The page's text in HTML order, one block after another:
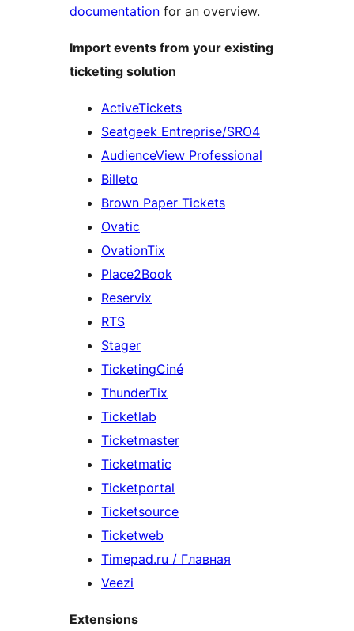
documentation for an overview.
Import events from your existing
ticketing solution
ActiveTickets
Seatgeek Entreprise/SRO4
AudienceView Professional
Billeto
Brown Paper Tickets
Ovatic
OvationTix
Place2Book
Reservix
RTS
Stager
TicketingCiné
ThunderTix
Ticketlab
Ticketmaster
Ticketmatic
Ticketportal
Ticketsource
Ticketweb
Timepad.ru / Главная
Veezi
Extensions